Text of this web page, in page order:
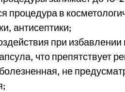
процедура в
антисептики;
при
что препятствует
не